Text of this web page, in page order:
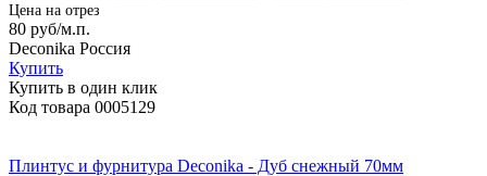
Цена на отрез
80 руб/м.п.
Deconika Россия
Купить
Купить в один клик
Код товара 0005129
Плинтус и фурнитура Deconika - Дуб снежный 70мм